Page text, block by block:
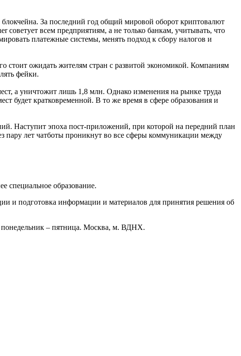
блокчейна. За последний год общий мировой оборот криптовалют
всем предприятиям, а не только банкам, учитывать, что
платежные системы, менять подход к сбору налогов и
стоит ожидать жителям стран с развитой экономикой. Компаниям
фейки.
а уничтожит лишь 1,8 млн. Однако изменения на рынке труда
будет кратковременной. В то же время в сфере образования и
Наступит эпоха пост-приложений, при которой на передний план
лет чатботы проникнут во все сферы коммуникации между
специальное образование.
и подготовка информации и материалов для принятия решения об
понедельник – пятница. Москва, м. ВДНХ.